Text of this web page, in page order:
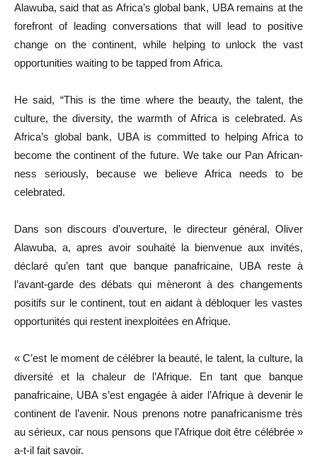
Alawuba, said that as Africa’s global bank, UBA remains at the
forefront of leading conversations that will lead to positive
change on the continent, while helping to unlock the vast
opportunities waiting to be tapped from Africa.
He said, “This is the time where the beauty, the talent, the
culture, the diversity, the warmth of Africa is celebrated. As
Africa’s global bank, UBA is committed to helping Africa to
become the continent of the future. We take our Pan African-
ness seriously, because we believe Africa needs to be
celebrated.
Dans son discours d’ouverture, le directeur général, Oliver
Alawuba, a, apres avoir souhaité la bienvenue aux invités,
déclaré qu’en tant que banque panafricaine, UBA reste à
l’avant-garde des débats qui mèneront à des changements
positifs sur le continent, tout en aidant à débloquer les vastes
opportunités qui restent inexploitées en Afrique.
« C’est le moment de célébrer la beauté, le talent, la culture, la
diversité et la chaleur de l’Afrique. En tant que banque
panafricaine, UBA s’est engagée à aider l’Afrique à devenir le
continent de l’avenir. Nous prenons notre panafricanisme très
au sérieux, car nous pensons que l’Afrique doit être célébrée »
a-t-il fait savoir.